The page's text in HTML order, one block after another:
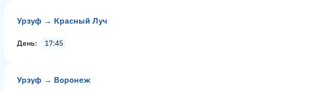
Урзуф → Красный Луч
День 17:45
Урзуф → Воронеж